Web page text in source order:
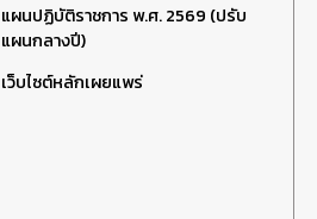
แผนปฏิบัติราชการ พ.ศ. 2569 (ปรับ
แผนกลางปี)
เว็บไซต์หลักเผยแพร่